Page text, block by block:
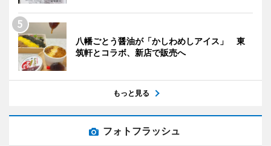
八幡ごとう醤油が「かしわめしアイス」 東
筑軒とコラボ、新店で販売へ
もっと見る
フォトフラッシュ